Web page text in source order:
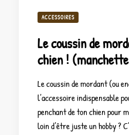
ACCESSOIRES
Le coussin de
chien !
Le coussin de mordant (ou
l’accessoire indispensable
penchant de ton chien pour
loin d’être juste un hobby ?